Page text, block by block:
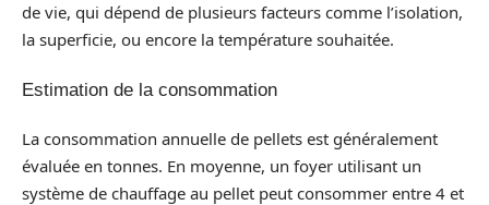
de vie, qui dépend de plusieurs facteurs comme l’isolation,
la superficie, ou encore la température souhaitée.
Estimation de la consommation
La consommation annuelle de pellets est généralement
évaluée en tonnes. En moyenne, un foyer utilisant un
système de chauffage au pellet peut consommer entre 4 et